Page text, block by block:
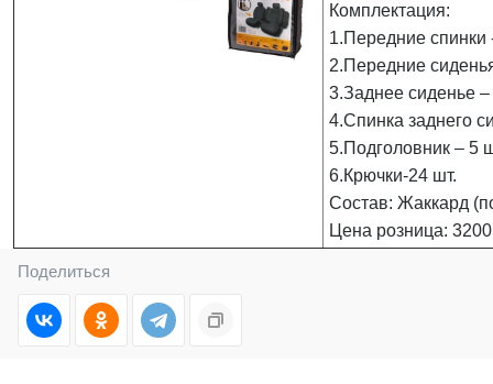
Комплектация:
1.Передние спинки
2.Передние
3.Заднее сиденье –
4.Спинка заднего
5.Подголовник – 5
6.Крючки-24 шт.
Состав: Жаккард
Цена розница:
Поделиться